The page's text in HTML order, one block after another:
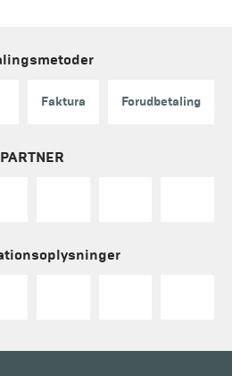
Faktura Forudbetaling
PARTNER